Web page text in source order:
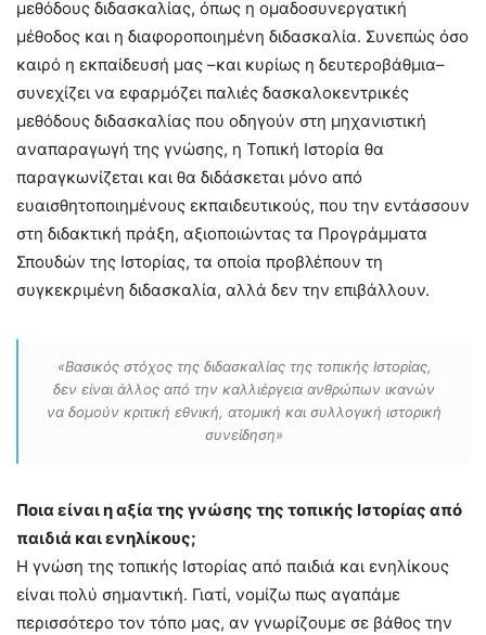
μεθόδους διδασκαλίας, όπως η ομαδοσυνεργατική
μέθοδος και η διαφοροποιημένη διδασκαλία. Συνεπώς όσο
καιρό η εκπαίδευσή μας –και κυρίως η δευτεροβάθμια–
συνεχίζει να εφαρμόζει παλιές δασκαλοκεντρικές
μεθόδους διδασκαλίας που οδηγούν στη μηχανιστική
αναπαραγωγή της γνώσης, η Τοπική Ιστορία θα
παραγκωνίζεται και θα διδάσκεται μόνο από
ευαισθητοποιημένους εκπαιδευτικούς, που την εντάσσουν
στη διδακτική πράξη, αξιοποιώντας τα Προγράμματα
Σπουδών της Ιστορίας, τα οποία προβλέπουν τη
συγκεκριμένη διδασκαλία, αλλά δεν την επιβάλλουν.
«Βασικός στόχος της διδασκαλίας της τοπικής Ιστορίας,
δεν είναι άλλος από την καλλιέργεια ανθρώπων ικανών
να δομούν κριτική εθνική, ατομική και συλλογική ιστορική
συνείδηση»
Ποια είναι η αξία της γνώσης της τοπικής Ιστορίας από
παιδιά και ενηλίκους;
Η γνώση της τοπικής Ιστορίας από παιδιά και ενηλίκους
είναι πολύ σημαντική. Γιατί, νομίζω πως αγαπάμε
περισσότερο τον τόπο μας, αν γνωρίζουμε σε βάθος την